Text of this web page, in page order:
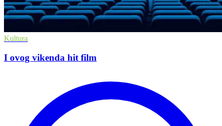
Kultura
I ovog vikenda hit film